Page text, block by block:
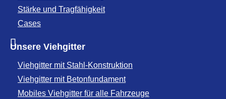
Stärke und Tragfähigkeit
Cases
Unsere Viehgitter
Viehgitter mit Stahl-Konstruktion
Viehgitter mit Betonfundament
Mobiles Viehgitter für alle Fahrzeuge